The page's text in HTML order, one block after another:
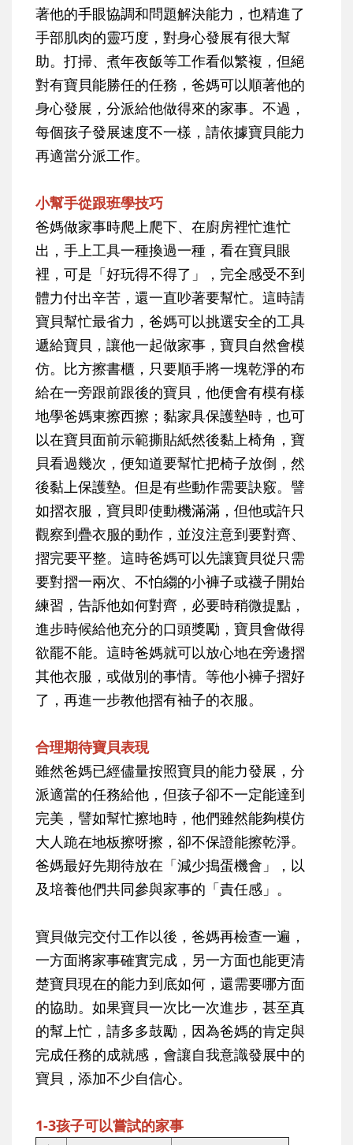
著他的手眼協調和問題解決能力，也精進了
手部肌肉的靈巧度，對身心發展有很大幫
助。打掃、煮年夜飯等工作看似繁複，但絕
對有寶貝能勝任的任務，爸媽可以順著他的
身心發展，分派給他做得來的家事。不過，
每個孩子發展速度不一樣，請依據寶貝能力
再適當分派工作。
小幫手從跟班學技巧
爸媽做家事時爬上爬下、在廚房裡忙進忙
出，手上工具一種換過一種，看在寶貝眼
裡，可是「好玩得不得了」，完全感受不到
體力付出辛苦，還一直吵著要幫忙。這時請
寶貝幫忙最省力，爸媽可以挑選安全的工具
遞給寶貝，讓他一起做家事，寶貝自然會模
仿。比方擦書櫃，只要順手將一塊乾淨的布
給在一旁跟前跟後的寶貝，他便會有模有樣
地學爸媽東擦西擦；黏家具保護墊時，也可
以在寶貝面前示範撕貼紙然後黏上椅角，寶
貝看過幾次，便知道要幫忙把椅子放倒，然
後黏上保護墊。但是有些動作需要訣竅。譬
如摺衣服，寶貝即使動機滿滿，但他或許只
觀察到疊衣服的動作，並沒注意到要對齊、
摺完要平整。這時爸媽可以先讓寶貝從只需
要對摺一兩次、不怕縐的小褲子或襪子開始
練習，告訴他如何對齊，必要時稍微提點，
進步時候給他充分的口頭獎勵，寶貝會做得
欲罷不能。這時爸媽就可以放心地在旁邊摺
其他衣服，或做別的事情。等他小褲子摺好
了，再進一步教他摺有袖子的衣服。
合理期待寶貝表現
雖然爸媽已經儘量按照寶貝的能力發展，分
派適當的任務給他，但孩子卻不一定能達到
完美，譬如幫忙擦地時，他們雖然能夠模仿
大人跪在地板擦呀擦，卻不保證能擦乾淨。
爸媽最好先期待放在「減少搗蛋機會」，以
及培養他們共同參與家事的「責任感」。
寶貝做完交付工作以後，爸媽再檢查一遍，
一方面將家事確實完成，另一方面也能更清
楚寶貝現在的能力到底如何，還需要哪方面
的協助。如果寶貝一次比一次進步，甚至真
的幫上忙，請多多鼓勵，因為爸媽的肯定與
完成任務的成就感，會讓自我意識發展中的
寶貝，添加不少自信心。
1-3孩子可以嘗試的家事